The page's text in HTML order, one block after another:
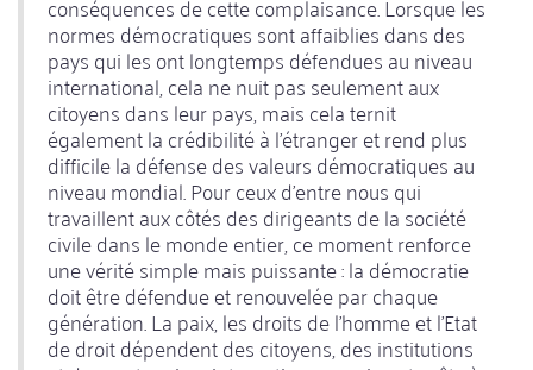
normes démocratiques sont affaiblies dans des
pays qui les ont longtemps défendues au niveau
international, cela ne nuit pas seulement aux
citoyens dans leur pays, mais cela ternit
également la crédibilité à l'étranger et rend plus
difficile la défense des valeurs démocratiques au
niveau mondial. Pour ceux d'entre nous qui
travaillent aux côtés des dirigeants de la société
civile dans le monde entier, ce moment renforce
une vérité simple mais puissante : la démocratie
doit être défendue et renouvelée par chaque
génération. La paix, les droits de l'homme et l'Etat
de droit dépendent des citoyens, des institutions